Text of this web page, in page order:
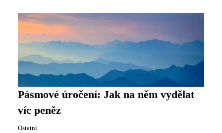
Pásmové úročení: Jak na něm vydělat
víc peněz
Ostatní